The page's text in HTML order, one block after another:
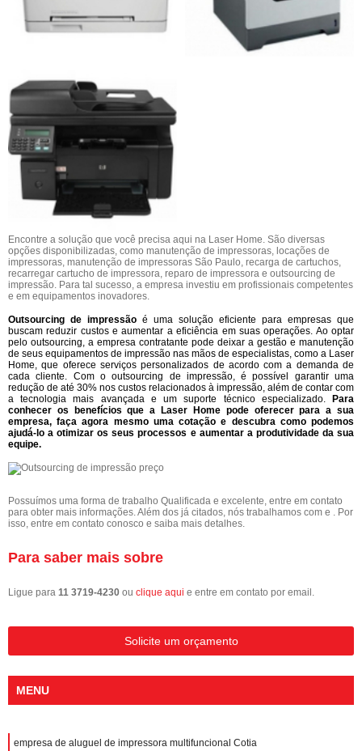
Encontre a solução que você precisa aqui na Laser Home. São diversas
opções disponibilizadas, como manutenção de impressoras, locações de
impressoras, manutenção de impressoras São Paulo, recarga de cartuchos,
recarregar cartucho de impressora, reparo de impressora e outsourcing de
impressão. Para tal sucesso, a empresa investiu em profissionais competentes
e em equipamentos inovadores.
Outsourcing de impressão é uma solução eficiente para empresas que
buscam reduzir custos e aumentar a eficiência em suas operações. Ao optar
pelo outsourcing, a empresa contratante pode deixar a gestão e manutenção
de seus equipamentos de impressão nas mãos de especialistas, como a Laser
Home, que oferece serviços personalizados de acordo com a demanda de
cada cliente. Com o outsourcing de impressão, é possível garantir uma
redução de até 30% nos custos relacionados à impressão, além de contar com
a tecnologia mais avançada e um suporte técnico especializado. Para
conhecer os benefícios que a Laser Home pode oferecer para a sua
empresa, faça agora mesmo uma cotação e descubra como podemos
ajudá-lo a otimizar os seus processos e aumentar a produtividade da sua
equipe.
Possuímos uma forma de trabalho Qualificada e excelente, entre em contato
para obter mais informações. Além dos já citados, nós trabalhamos com e . Por
isso, entre em contato conosco e saiba mais detalhes.
Para saber mais sobre
Ligue para 11 3719-4230 ou clique aqui e entre em contato por email.
Solicite um orçamento
MENU
empresa de aluguel de impressora multifuncional Cotia